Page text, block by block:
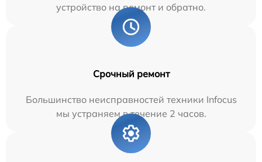
устройство на ремонт и обратно.
Срочный ремонт
Большинство неисправностей техники Infocus
мы устраняем в течение 2 часов.